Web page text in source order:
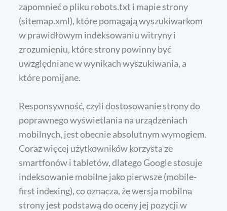
zapomnieć o pliku robots.txt i mapie strony
(sitemap.xml), które pomagają wyszukiwarkom
w prawidłowym indeksowaniu witryny i
zrozumieniu, które strony powinny być
uwzględniane w wynikach wyszukiwania, a
które pomijane.
Responsywność, czyli dostosowanie strony do
poprawnego wyświetlania na urządzeniach
mobilnych, jest obecnie absolutnym wymogiem.
Coraz więcej użytkowników korzysta ze
smartfonów i tabletów, dlatego Google stosuje
indeksowanie mobilne jako pierwsze (mobile-
first indexing), co oznacza, że wersja mobilna
strony jest podstawą do oceny jej pozycji w